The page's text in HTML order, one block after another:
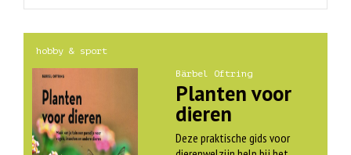
hobby & sport
Bärbel Oftring
Planten voor
dieren
Deze praktische gids voor